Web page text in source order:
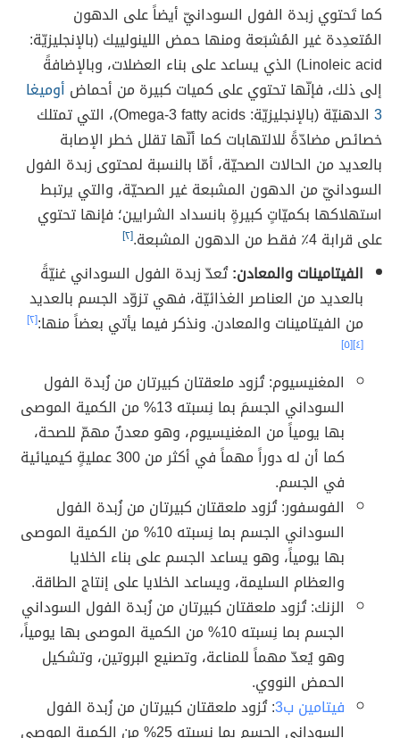
كما تَحتوي زبدة الفول السودانيّ أيضاً على الدهون
المُتعدِدة غير المُشبَعة ومنها حمض اللينولييك (بالإنجليزيّة:
Linoleic acid) الذي يساعد على بناء العضلات، وبالإضافةً
إلى ذلك، فإنّها تحتوي على كميات كبيرة من أحماض أوميغا
3
الدهنيّة (بالإنجليزيّة: Omega-3 fatty acids)، التي تمتلك
خصائص مضادّةً للالتهابات كما أنّها تقلل خطر الإصابة
بالعديد من الحالات الصحيّة، أمّا بالنسبة لمحتوى زبدة الفول
السودانيّ من الدهون المشبعة غير الصحيّة، والتي يرتبط
استهلاكها بكميّاتٍ كبيرةٍ بانسداد الشرايين؛ فإنها تحتوي
على قرابة 4٪ فقط من الدهون المشبعة.
[٢]
الفيتامينات والمعادن:تُعدّ زبدة الفول السوداني غنيّةً
بالعديد من العناصر الغذائيّة، فهي تزوّد الجسم بالعديد
من الفيتامينات والمعادن. ونذكر فيما يأتي بعضاً منها:[٢]
[٤] [٥]
المغنيسيوم: تُزود ملعقتان كبيرتان من زُبدة الفول
السوداني الجسمَ بما نِسبته 13% من الكمية الموصى
بها يومياً من المغنيسيوم، وهو معدنٌ مهمّ للصحة،
كما أن له دوراً مهماً في أكثر من 300 عمليةٍ كيميائية
في الجسم.
الفوسفور: تُزود ملعقتان كبيرتان من زُبدة الفول
السوداني الجسم بما نِسبته 10% من الكمية الموصى
بها يومياً، وهو يساعد الجسم على بناء الخلايا
والعظام السليمة، ويساعد الخلايا على إنتاج الطاقة.
الزنك: تُزود ملعقتان كبيرتان من زُبدة الفول السوداني
الجسم بما نِسبته 10% من الكمية الموصى بها يومياً،
وهو يُعدّ مهماً للمناعة، وتصنيع البروتين، وتشكيل
الحمض النووي.
فيتامين ب3 : تُزود ملعقتان كبيرتان من زُبدة الفول
السوداني الجسم بما نِسبته 25% من الكمية الموصى